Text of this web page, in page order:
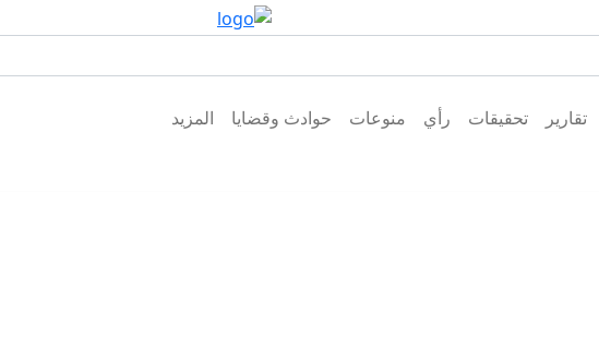
تقارير تحقيقات رأي منوعات حوادث وقضايا المزيد